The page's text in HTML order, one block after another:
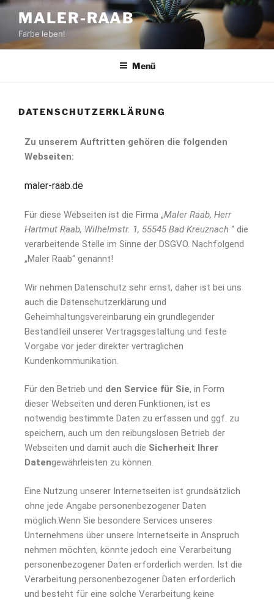
MALER-RAAB
Farbe leben!
Menü
DATENSCHUTZERKLÄRUNG
Zu unserem Auftritten gehören die folgenden
Webseiten:
maler-raab.de
Für diese Webseiten ist die Firma „Maler Raab, Herr
Hartmut Raab, Wilhelmstr. 1, 55545 Bad Kreuznach “ die
verarbeitende Stelle im Sinne der DSGVO. Nachfolgend
„Maler Raab“ genannt!
Wir nehmen Datenschutz sehr ernst, daher ist bei uns
auch die Datenschutzerklärung und
Geheimhaltungsvereinbarung ein grundlegender
Bestandteil unserer Vertragsgestaltung und feste
Vorgabe vor jeder direkter vertraglichen
Kundenkommunikation.
Für den Betrieb und den Service für Sie, in Form
dieser Webseiten und deren Funktionen, ist es
notwendig bestimmte Daten zu erfassen und ggf. zu
speichern, auch um den reibungslosen Betrieb der
Webseiten und damit auch die Sicherheit Ihrer
Datengewährleisten zu können.
Eine Nutzung unserer Internetseiten ist grundsätzlich
ohne jede Angabe personenbezogener Daten
möglich.Wenn Sie besondere Services unseres
Unternehmens über unsere Internetseite in Anspruch
nehmen möchten, könnte jedoch eine Verarbeitung
personenbezogener Daten erforderlich werden. Ist die
Verarbeitung personenbezogener Daten erforderlich
und besteht für eine solche Verarbeitung keine